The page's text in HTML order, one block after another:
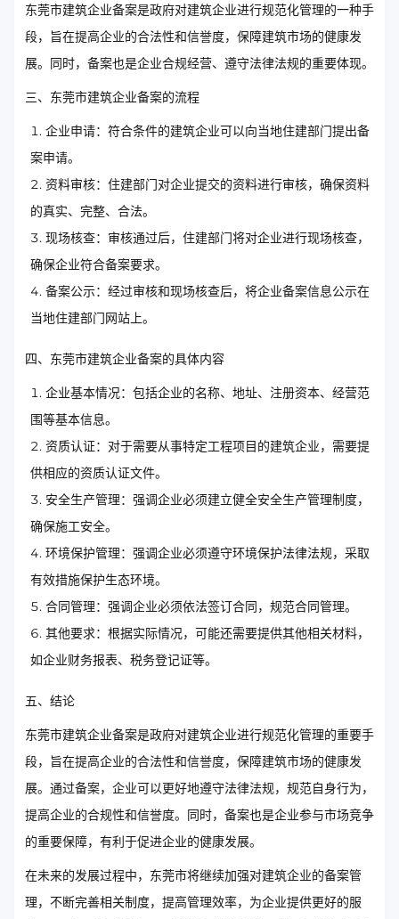
东莞市建筑企业备案是政府对建筑企业进行规范化管理的一种手
段，旨在提高企业的合法性和信誉度，保障建筑市场的健康发
展。同时，备案也是企业合规经营、遵守法律法规的重要体现。
三、东莞市建筑企业备案的流程
企业申请：符合条件的建筑企业可以向当地住建部门提出备
案申请。
资料审核：住建部门对企业提交的资料进行审核，确保资料
的真实、完整、合法。
现场核查：审核通过后，住建部门将对企业进行现场核查，
确保企业符合备案要求。
备案公示：经过审核和现场核查后，将企业备案信息公示在
当地住建部门网站上。
四、东莞市建筑企业备案的具体内容
企业基本情况：包括企业的名称、地址、注册资本、经营范
围等基本信息。
资质认证：对于需要从事特定工程项目的建筑企业，需要提
供相应的资质认证文件。
安全生产管理：强调企业必须建立健全安全生产管理制度，
确保施工安全。
环境保护管理：强调企业必须遵守环境保护法律法规，采取
有效措施保护生态环境。
合同管理：强调企业必须依法签订合同，规范合同管理。
其他要求：根据实际情况，可能还需要提供其他相关材料，
如企业财务报表、税务登记证等。
五、结论
东莞市建筑企业备案是政府对建筑企业进行规范化管理的重要手
段，旨在提高企业的合法性和信誉度，保障建筑市场的健康发
展。通过备案，企业可以更好地遵守法律法规，规范自身行为，
提高企业的合规性和信誉度。同时，备案也是企业参与市场竞争
的重要保障，有利于促进企业的健康发展。
在未来的发展过程中，东莞市将继续加强对建筑企业的备案管
理，不断完善相关制度，提高管理效率，为企业提供更好的服